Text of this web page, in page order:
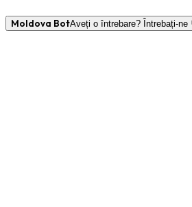
Moldova BotAveți o întrebare? Întrebați-ne